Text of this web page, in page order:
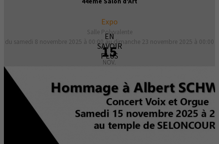
Expo
Salle Polyvalente
du samedi 8 novembre 2025 à 00:00 au dimanche 23 novembre 2025 à 00:00
15
NOV.
EN
SAVOIR
PLUS